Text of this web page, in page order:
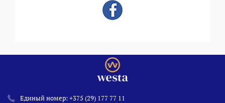
Единый номер:+375 (29) 177 77 11